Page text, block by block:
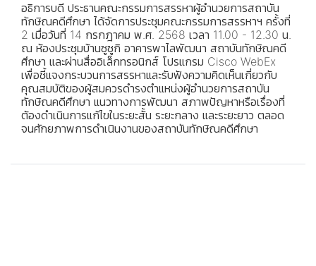
อธิการบดี ประธานคณะกรรมการสรรหาผู้อำนวยการสถาบัน
ทักษิณคดีศึกษา ได้จัดการประชุมคณะกรรมการสรรหาฯ ครั้งที่
2 เมื่อวันที่ 14 กรกฎาคม พ.ศ. 2568 เวลา 11.00 - 12.30 น.
ณ ห้องประชุมบ้านซูซูกิ อาคารพาไลพัฒนา สถาบันทักษิณคดี
ศึกษา และผ่านสื่ออิเล็กทรอนิกส์ โปรแกรม Cisco WebEx
เพื่อชี้แจงกระบวนการสรรหาและรับฟังความคิดเห็นเกี่ยวกับ
คุณสมบัติของผู้สมควรดำรงตำแหน่งผู้อำนวยการสถาบัน
ทักษิณคดีศึกษา แนวทางการพัฒนา สภาพปัญหาหรือเรื่องที่
ต้องดำเนินการแก้ไขในระยะสั้น ระยะกลาง และระยะยาว ตลอด
จนศักยภาพการดำเนินงานของสถาบันทักษิณคดีศึกษา